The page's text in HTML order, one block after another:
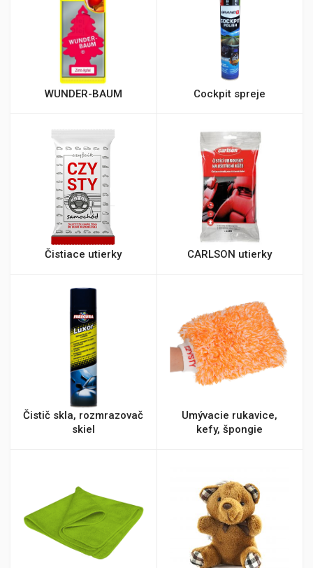
WUNDER-BAUM Cockpit spreje
Čistiace utierky CARLSON utierky
Čistič skla, rozmrazovač
skiel
Umývacie rukavice,
kefy, špongie